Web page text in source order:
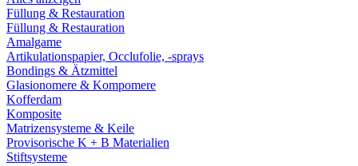
Füllung & Restauration
Füllung & Restauration
Amalgame
Artikulationspapier, Occlufolie, -sprays
Bondings & Ätzmittel
Glasionomere & Kompomere
Kofferdam
Komposite
Matrizensysteme & Keile
Provisorische K + B Materialien
Stiftsysteme